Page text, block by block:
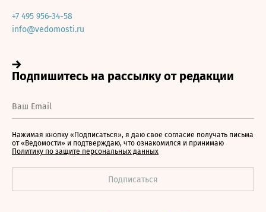
+7 495 956-34-58
info@vedomosti.ru
Нажимая кнопку «Подписаться», я даю свое согласие получать письма
от «Ведомости» и подтверждаю, что ознакомился и принимаю
Политику по защите персональных данных